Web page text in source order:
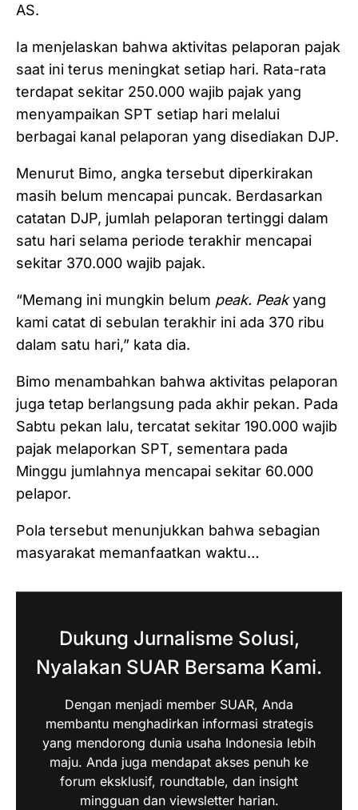
AS.
Ia menjelaskan bahwa aktivitas pelaporan pajak
saat ini terus meningkat setiap hari. Rata-rata
terdapat sekitar 250.000 wajib pajak yang
menyampaikan SPT setiap hari melalui
berbagai kanal pelaporan yang disediakan DJP.
Menurut Bimo, angka tersebut diperkirakan
masih belum mencapai puncak. Berdasarkan
catatan DJP, jumlah pelaporan tertinggi dalam
satu hari selama periode terakhir mencapai
sekitar 370.000 wajib pajak.
“Memang ini mungkin belum peak. Peakyang
kami catat di sebulan terakhir ini ada 370 ribu
dalam satu hari,” kata dia.
Bimo menambahkan bahwa aktivitas pelaporan
juga tetap berlangsung pada akhir pekan. Pada
Sabtu pekan lalu, tercatat sekitar 190.000 wajib
pajak melaporkan SPT, sementara pada
Minggu jumlahnya mencapai sekitar 60.000
pelapor.
Pola tersebut menunjukkan bahwa sebagian
masyarakat memanfaatkan waktu…
Dukung Jurnalisme Solusi,
Nyalakan SUAR Bersama Kami.
Dengan menjadi member SUAR, Anda
membantu menghadirkan informasi strategis
yang mendorong dunia usaha Indonesia lebih
maju. Anda juga mendapat akses penuh ke
forum eksklusif, roundtable, dan insight
mingguan dan viewsletter harian.